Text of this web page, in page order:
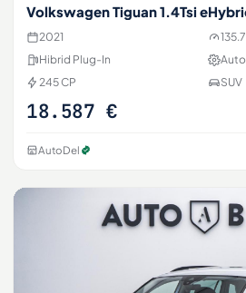
Volkswagen Tiguan 1.4Tsi
2021
Hibrid Plug-In
245 CP
SUV
18.587 €
AutoDel